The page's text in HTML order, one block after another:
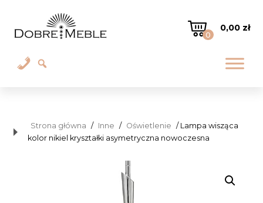
0
0,00 zł
Strona główna / Inne / Oświetlenie / Lampa wisząca
kolor nikiel kryształki asymetryczna nowoczesna